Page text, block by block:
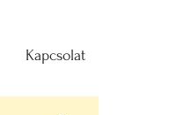
Kapcsolat